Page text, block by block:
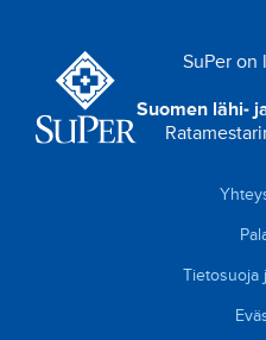
SuPer
Suomen lähi-
Tietosuoja